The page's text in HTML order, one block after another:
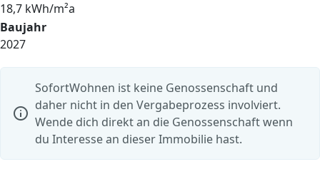
18,7 kWh/m²a
Baujahr
2027
info
SofortWohnen ist keine Genossenschaft und
daher nicht in den Vergabeprozess involviert.
Wende dich direkt an die Genossenschaft wenn
du Interesse an dieser Immobilie hast.